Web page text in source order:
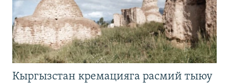
Кыргызстан кремацияга расмий тыюу